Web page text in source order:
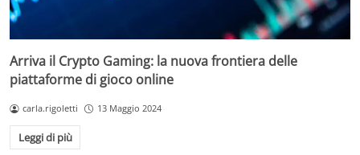
Arriva il Crypto Gaming: la nuova frontiera delle
piattaforme di gioco online
carla.rigoletti 13 Maggio 2024
Leggi di più